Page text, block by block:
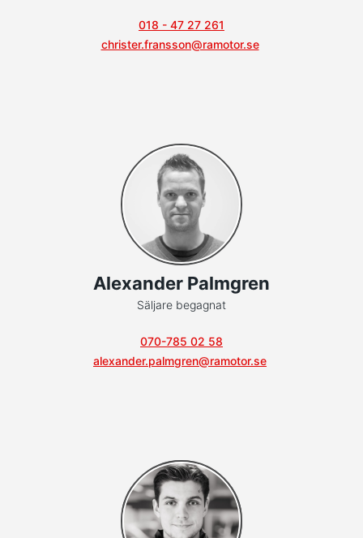
018 - 47 27 261
christer.fransson@ramotor.se
Alexander Palmgren
Säljare begagnat
070-785 02 58
alexander.palmgren@ramotor.se